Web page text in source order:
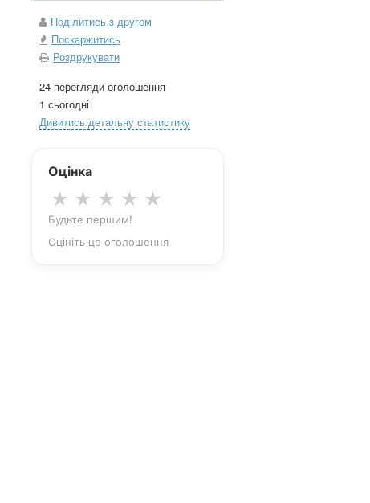
Поділитись з другом
Поскаржитись
Роздрукувати
24 перегляди оголошення
1 сьогодні
Дивитись детальну статистику
Оцінка
★ ★ ★ ★ ★
Будьте першим!
Оцініть це оголошення